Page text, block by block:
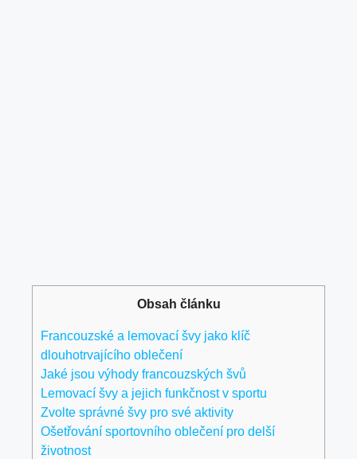
Obsah článku
Francouzské a lemovací švy jako klíč
dlouhotrvajícího oblečení
Jaké jsou výhody francouzských švů
Lemovací švy a jejich funkčnost v sportu
Zvolte správné švy pro své aktivity
Ošetřování sportovního oblečení pro delší
životnost